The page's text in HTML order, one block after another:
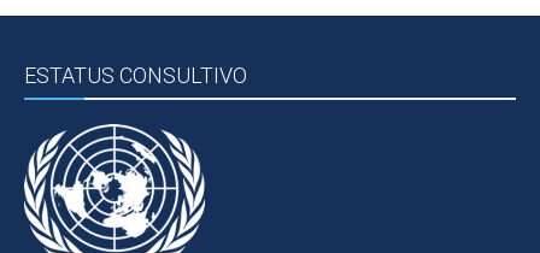
ESTATUS CONSULTIVO